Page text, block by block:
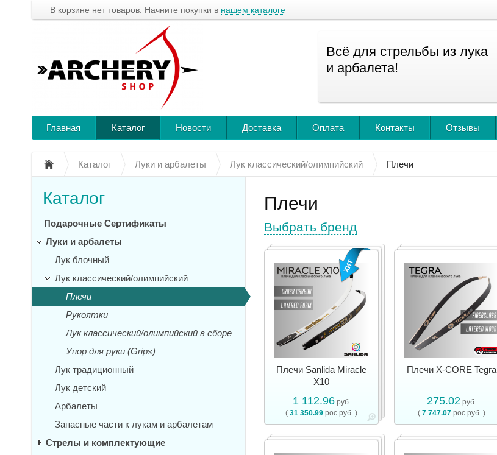
В корзине нет товаров. Начните покупки в нашем каталоге
Всё для стрельбы из лука
и арбалета!
Главная Каталог Новости Доставка Оплата Контакты Отзывы
Каталог Луки и арбалеты Лук классический/олимпийский Плечи
Плечи
Выбрать бренд
Плечи Sanlida Miracle
X10
1 112.96руб.
( 31 350.99 рос.руб. )
Плечи X-CORE Tegra
275.02руб.
( 7 747.07рос.руб. )
Каталог
Подарочные Сертификаты
Луки и арбалеты
Лук блочный
Лук классический/олимпийский
Плечи
Рукоятки
Лук классический/олимпийский в сборе
Упор для руки (Grips)
Лук традиционный
Лук детский
Арбалеты
Запасные части к лукам и арбалетам
Стрелы и комплектующие